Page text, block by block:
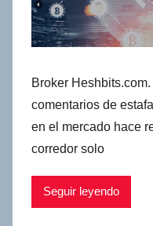
Broker
comentarios de
en el mercado hace
corredor solo
Seguir leyendo